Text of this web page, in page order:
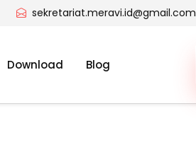
sekretariat.meravi.id@gmail.com
Download Blog